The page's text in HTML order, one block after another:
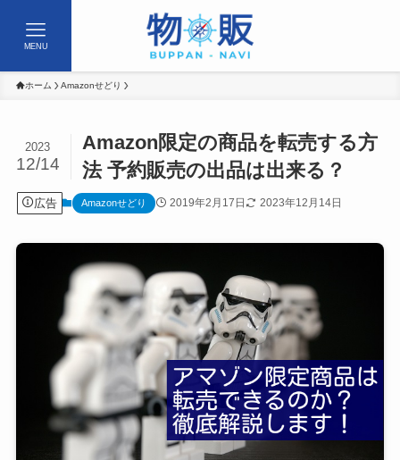
MENU
ホーム Amazonせどり
Amazon限定の商品を転売する方
法 予約販売の出品は出来る？
2023
12/14
広告 Amazonせどり 2019年2月17日 2023年12月14日